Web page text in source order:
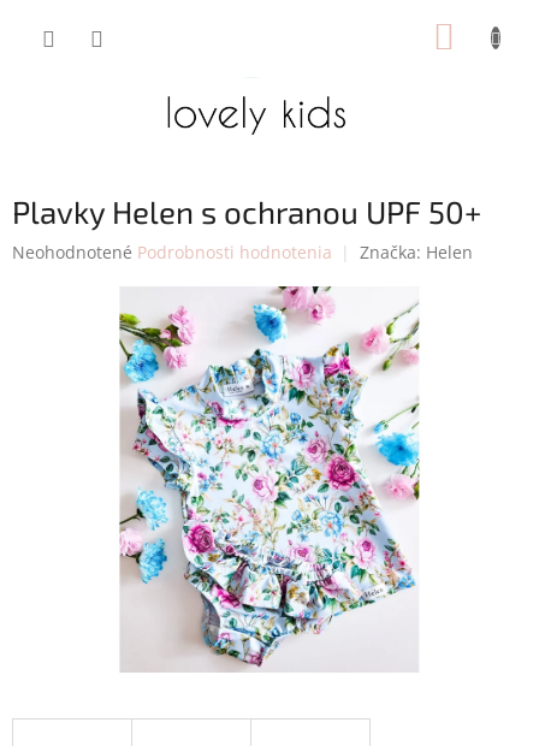
Plavky Helen s ochranou UPF 50+
Priemerné
Neohodnotené Podrobnosti hodnotenia Značka: Helen